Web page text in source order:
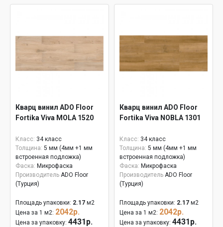
Кварц винил ADO Floor
Fortika Viva MOLA 1520
Класс: 34 класс
Толщина: 5 мм (4мм +1 мм
встроенная подложка)
Фаска: Микрофаска
Производитель ADO Floor
(Турция)
Площадь упаковки: 2.17 м2
Цена за 1 м2: 2042р.
Цена за упаковку: 4431р.
Кварц винил ADO Floor
Fortika Viva NOBLA 1301
Класс: 34 класс
Толщина: 5 мм (4мм +1 мм
встроенная подложка)
Фаска: Микрофаска
Производитель ADO Floor
(Турция)
Площадь упаковки: 2.17 м2
Цена за 1 м2: 2042р.
Цена за упаковку: 4431р.